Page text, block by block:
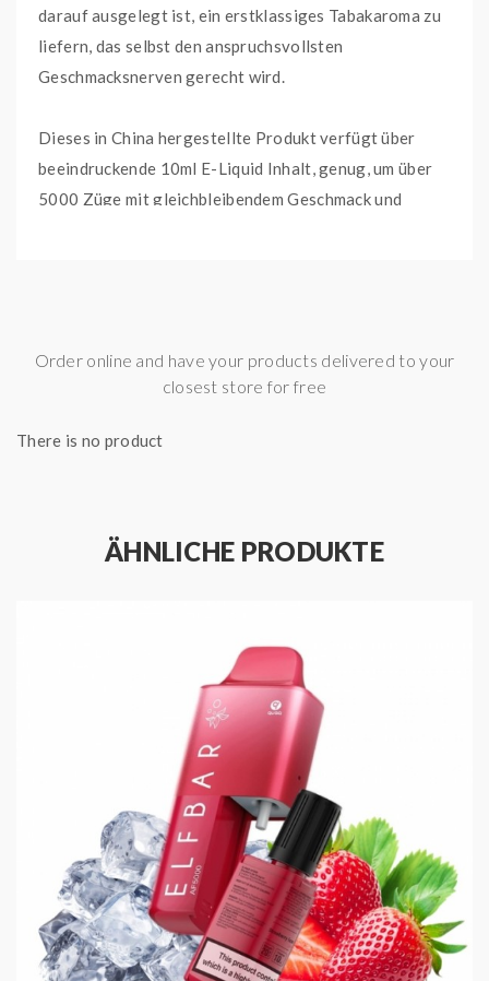
darauf ausgelegt ist, ein erstklassiges Tabakaroma zu
liefern, das selbst den anspruchsvollsten
Geschmacksnerven gerecht wird.
Dieses in China hergestellte Produkt verfügt über
beeindruckende 10ml E-Liquid Inhalt, genug, um über
5000 Züge mit gleichbleibendem Geschmack und
integrierter Akku mit 650 mAh garantiert eine
langfristige Nutzung für Ihr ultimatives
AF5000 - Snoow Tobacco
nicht nur optisch ansprechend ist. Er ist auf Komfort
Handtasche passt. Als Einweg-Vape bietet er die
ultimative unkomplizierte Lösung für Dampfer - kein
Nachfüllen, Aufladen oder komplizierte
Knopfsteuerungen notwendig. Einfach die Verpackung
öffnen, dampfen und ordnungsgemäß entsorgen, wenn
Sie fertig sind. So einfach ist das!
Genießen Sie den einzigartigen Tabakgeschmack
desElf Bar AF5000 - Snoow Tobacco. Dies ist kein
gewöhnliches Tabakaroma; seine raffinierte Balance
von kühnen und robusten Noten schafft ein
Order online and have your products delivered to your
closest store for free
There is no product
ÄHNLICHE PRODUKTE